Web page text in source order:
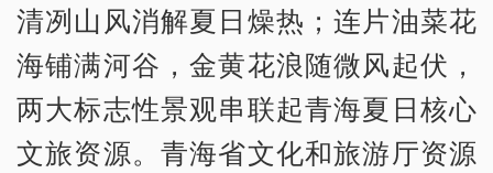
清冽山风消解夏日燥热；连片油菜花
海铺满河谷，金黄花浪随微风起伏，
两大标志性景观串联起青海夏日核心
文旅资源。青海省文化和旅游厅资源